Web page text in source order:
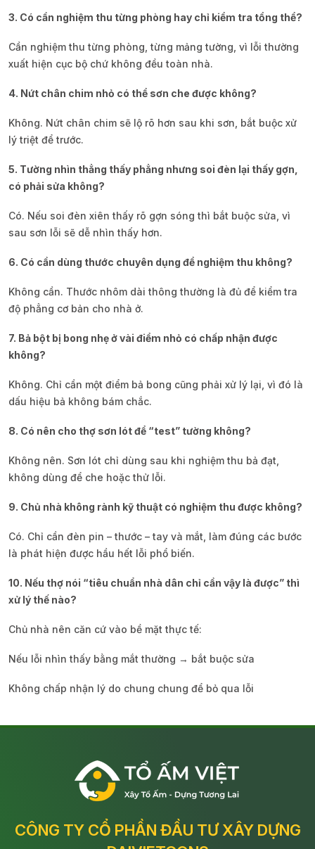
3. Có cần nghiệm thu từng phòng hay chỉ kiểm tra tổng thể?
Cần nghiệm thu từng phòng, từng mảng tường, vì lỗi thường
xuất hiện cục bộ chứ không đều toàn nhà.
4. Nứt chân chim nhỏ có thể sơn che được không?
Không. Nứt chân chim sẽ lộ rõ hơn sau khi sơn, bắt buộc xử
lý triệt để trước.
5. Tường nhìn thẳng thấy phẳng nhưng soi đèn lại thấy gợn,
có phải sửa không?
Có. Nếu soi đèn xiên thấy rõ gợn sóng thì bắt buộc sửa, vì
sau sơn lỗi sẽ dễ nhìn thấy hơn.
6. Có cần dùng thước chuyên dụng để nghiệm thu không?
Không cần. Thước nhôm dài thông thường là đủ để kiểm tra
độ phẳng cơ bản cho nhà ở.
7. Bả bột bị bong nhẹ ở vài điểm nhỏ có chấp nhận được
không?
Không. Chỉ cần một điểm bả bong cũng phải xử lý lại, vì đó là
dấu hiệu bả không bám chắc.
8. Có nên cho thợ sơn lót để “test” tường không?
Không nên. Sơn lót chỉ dùng sau khi nghiệm thu bả đạt,
không dùng để che hoặc thử lỗi.
9. Chủ nhà không rành kỹ thuật có nghiệm thu được không?
Có. Chỉ cần đèn pin – thước – tay và mắt, làm đúng các bước
là phát hiện được hầu hết lỗi phổ biến.
10. Nếu thợ nói “tiêu chuẩn nhà dân chỉ cần vậy là được” thì
xử lý thế nào?
Chủ nhà nên căn cứ vào bề mặt thực tế:
Nếu lỗi nhìn thấy bằng mắt thường → bắt buộc sửa
Không chấp nhận lý do chung chung để bỏ qua lỗi
CÔNG TY CỔ PHẦN ĐẦU TƯ XÂY DỰNG